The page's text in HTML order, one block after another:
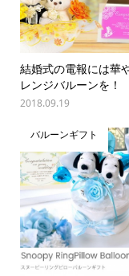
結婚式の電報には華
レンジバルーンを！
2018.09.19
バルーンギフト